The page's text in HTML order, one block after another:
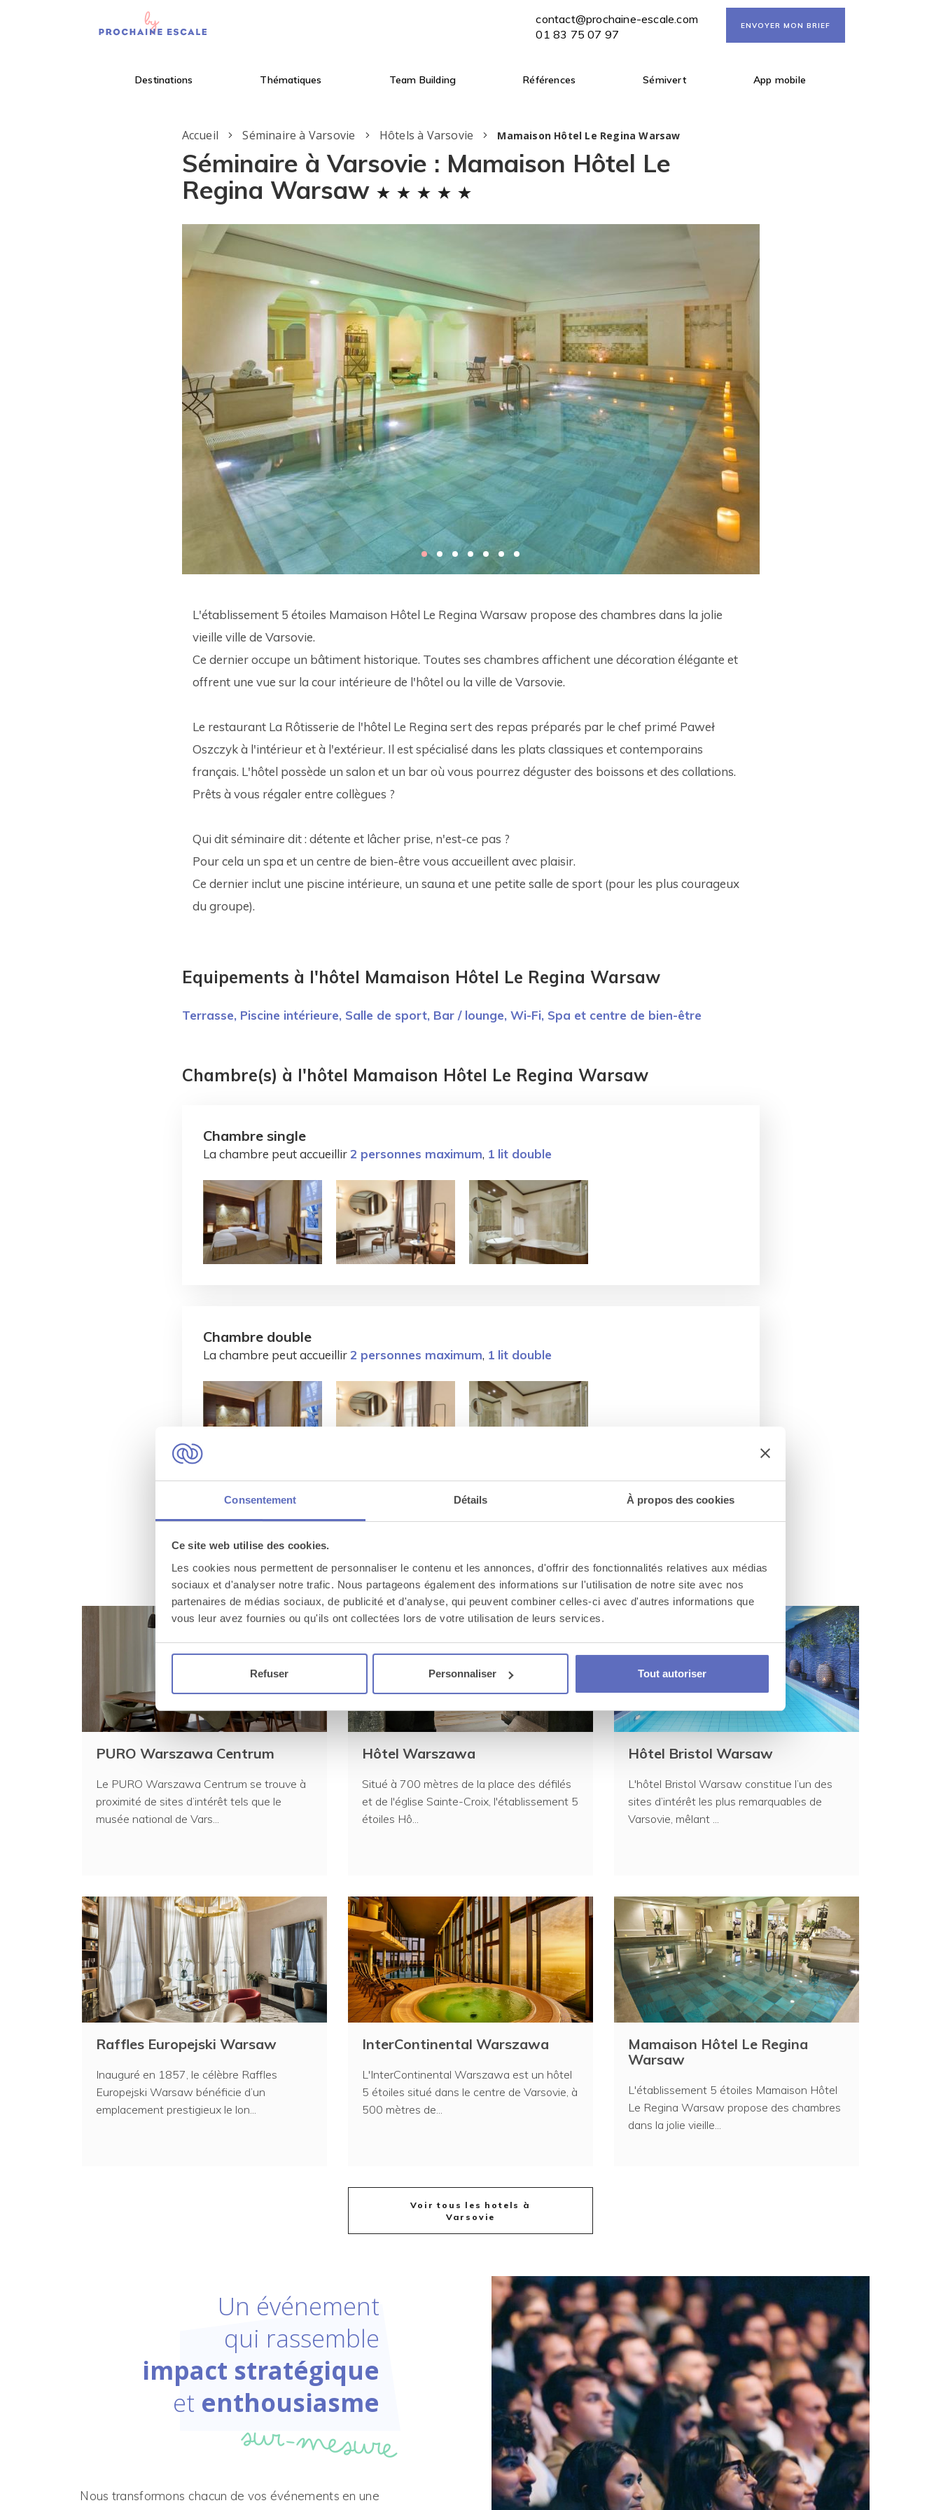
Consentement Détails À propos des cookies
Ce site web utilise des cookies.
Les cookies nous permettent de personnaliser le contenu et les annonces, d'offrir des fonctionnalités relatives aux médias
sociaux et d'analyser notre trafic. Nous partageons également des informations sur l'utilisation de notre site avec nos
partenaires de médias sociaux, de publicité et d'analyse, qui peuvent combiner celles-ci avec d'autres informations que
vous leur avez fournies ou qu'ils ont collectées lors de votre utilisation de leurs services.
Refuser Personnaliser Tout autoriser
ENVOYER MON BRIEF
contact@prochaine-escale.com
01 83 75 07 97
ENVOYER MON BRIEF
Destinations Thématiques Team Building Références Sémivert App mobile
Accueil Séminaire à Varsovie Hôtels à Varsovie Mamaison Hôtel Le Regina Warsaw
Séminaire à Varsovie : Mamaison Hôtel Le
Regina Warsaw
L'établissement 5 étoiles Mamaison Hôtel Le Regina Warsaw propose des chambres dans la jolie
vieille ville de Varsovie.
Ce dernier occupe un bâtiment historique. Toutes ses chambres affichent une décoration élégante et
offrent une vue sur la cour intérieure de l'hôtel ou la ville de Varsovie.
Le restaurant La Rôtisserie de l'hôtel Le Regina sert des repas préparés par le chef primé Paweł
Oszczyk à l'intérieur et à l'extérieur. Il est spécialisé dans les plats classiques et contemporains
français. L'hôtel possède un salon et un bar où vous pourrez déguster des boissons et des collations.
Prêts à vous régaler entre collègues ?
Qui dit séminaire dit : détente et lâcher prise, n'est-ce pas ?
Pour cela un spa et un centre de bien-être vous accueillent avec plaisir.
Ce dernier inclut une piscine intérieure, un sauna et une petite salle de sport (pour les plus courageux
du groupe).
Equipements à l'hôtel Mamaison Hôtel Le Regina Warsaw
Terrasse, Piscine intérieure, Salle de sport, Bar / lounge, Wi-Fi, Spa et centre de bien-être
Chambre(s) à l'hôtel Mamaison Hôtel Le Regina Warsaw
Chambre single
La chambre peut accueillir2 personnes maximum, 1 lit double
Chambre double
La chambre peut accueillir2 personnes maximum, 1 lit double
D’autres hotels que vous adorerez pour un séminaire à Varsovie
PURO Warszawa Centrum
Le PURO Warszawa Centrum se trouve à
proximité de sites d’intérêt tels que le
musée national de Vars...
Hôtel Warszawa
Situé à 700 mètres de la place des défilés
et de l'église Sainte-Croix, l'établissement 5
étoiles Hô...
Hôtel Bristol Warsaw
L'hôtel Bristol Warsaw constitue l’un des
sites d’intérêt les plus remarquables de
Varsovie, mêlant ...
Raffles Europejski Warsaw
Inauguré en 1857, le célèbre Raffles
Europejski Warsaw bénéficie d’un
emplacement prestigieux le lon...
InterContinental Warszawa
L'InterContinental Warszawa est un hôtel
5 étoiles situé dans le centre de Varsovie, à
500 mètres de...
Mamaison Hôtel Le Regina
Warsaw
L'établissement 5 étoiles Mamaison Hôtel
Le Regina Warsaw propose des chambres
dans la jolie vieille...
Voir tous les hotels à
Varsovie
Un événement
qui rassemble
impact stratégique
et enthousiasme
sur-mesure
Nous transformons chacun de vos événements en une